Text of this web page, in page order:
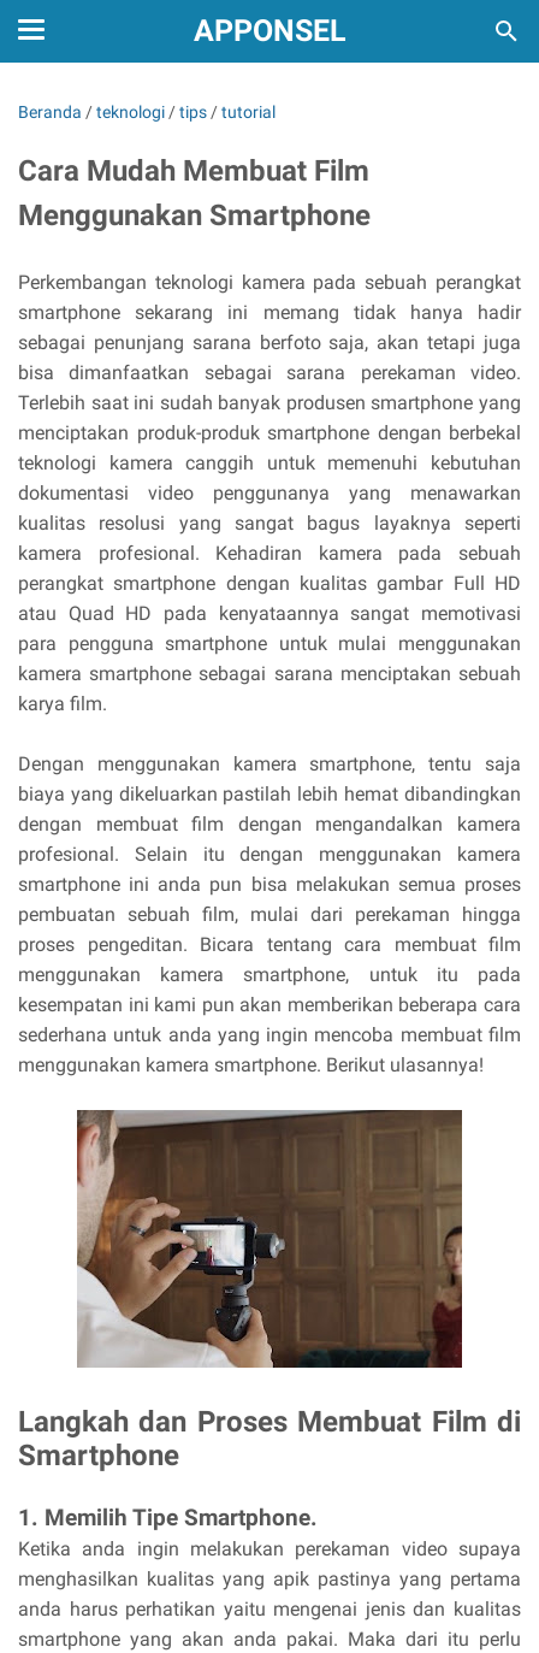
APPONSEL
Beranda /teknologi /tips /tutorial
Cara Mudah Membuat Film
Menggunakan Smartphone
Perkembangan teknologi kamera pada sebuah perangkat
smartphone sekarang ini memang tidak hanya hadir
sebagai penunjang sarana berfoto saja, akan tetapi juga
bisa dimanfaatkan sebagai sarana perekaman video.
Terlebih saat ini sudah banyak produsen smartphone yang
menciptakan produk-produk smartphone dengan berbekal
teknologi kamera canggih untuk memenuhi kebutuhan
dokumentasi video penggunanya yang menawarkan
kualitas resolusi yang sangat bagus layaknya seperti
kamera profesional. Kehadiran kamera pada sebuah
perangkat smartphone dengan kualitas gambar Full HD
atau Quad HD pada kenyataannya sangat memotivasi
para pengguna smartphone untuk mulai menggunakan
kamera smartphone sebagai sarana menciptakan sebuah
karya film.
Dengan menggunakan kamera smartphone, tentu saja
biaya yang dikeluarkan pastilah lebih hemat dibandingkan
dengan membuat film dengan mengandalkan kamera
profesional. Selain itu dengan menggunakan kamera
smartphone ini anda pun bisa melakukan semua proses
pembuatan sebuah film, mulai dari perekaman hingga
proses pengeditan. Bicara tentang cara membuat film
menggunakan kamera smartphone, untuk itu pada
kesempatan ini kami pun akan memberikan beberapa cara
sederhana untuk anda yang ingin mencoba membuat film
menggunakan kamera smartphone. Berikut ulasannya!
Langkah dan Proses Membuat Film di
Smartphone
1. Memilih Tipe Smartphone.
Ketika anda ingin melakukan perekaman video supaya
menghasilkan kualitas yang apik pastinya yang pertama
anda harus perhatikan yaitu mengenai jenis dan kualitas
smartphone yang akan anda pakai. Maka dari itu perlu